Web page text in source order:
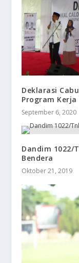
Deklarasi
Program Kerja
September 6, 2020
Dandim 1022/
Bendera
Oktober 21, 2019